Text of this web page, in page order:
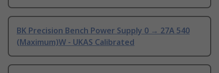
BK Precision Bench Power Supply 0 → 27A 540
(Maximum)W - UKAS Calibrated